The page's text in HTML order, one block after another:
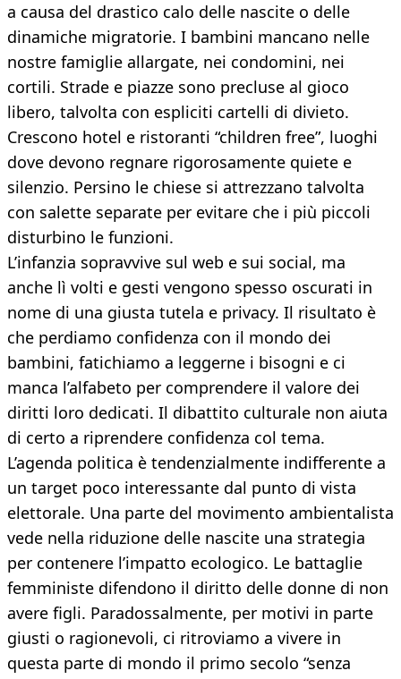
a causa del drastico calo delle nascite o delle
dinamiche migratorie. I bambini mancano nelle
nostre famiglie allargate, nei condomini, nei
cortili. Strade e piazze sono precluse al gioco
libero, talvolta con espliciti cartelli di divieto.
Crescono hotel e ristoranti “children free”, luoghi
dove devono regnare rigorosamente quiete e
silenzio. Persino le chiese si attrezzano talvolta
con salette separate per evitare che i più piccoli
disturbino le funzioni.
L’infanzia sopravvive sul web e sui social, ma
anche lì volti e gesti vengono spesso oscurati in
nome di una giusta tutela e privacy. Il risultato è
che perdiamo confidenza con il mondo dei
bambini, fatichiamo a leggerne i bisogni e ci
manca l’alfabeto per comprendere il valore dei
diritti loro dedicati. Il dibattito culturale non aiuta
di certo a riprendere confidenza col tema.
L’agenda politica è tendenzialmente indifferente a
un target poco interessante dal punto di vista
elettorale. Una parte del movimento ambientalista
vede nella riduzione delle nascite una strategia
per contenere l’impatto ecologico. Le battaglie
femministe difendono il diritto delle donne di non
avere figli. Paradossalmente, per motivi in parte
giusti o ragionevoli, ci ritroviamo a vivere in
questa parte di mondo il primo secolo “senza